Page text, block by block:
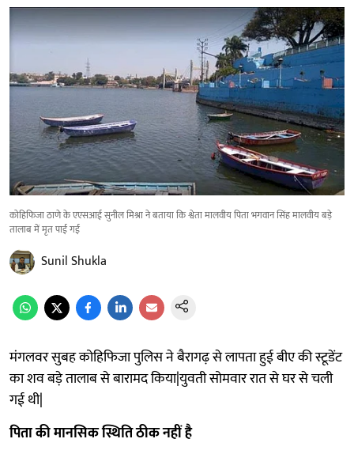
कोहिफिजा ठाणे के एएसआई सुनील मिश्रा ने बताया कि श्वेता मालवीय पिता भगवान सिंह मालवीय बड़े
तालाब में मृत पाई गई
Sunil Shukla
मंगलवर सुबह कोहिफिजा पुलिस ने बैरागढ़ से लापता हुई बीए की स्टूडेंट
का शव बड़े तालाब से बारामद किया|युवती सोमवार रात से घर से चली
गई थी|
पिता की मानसिक स्थिति ठीक नहीं है